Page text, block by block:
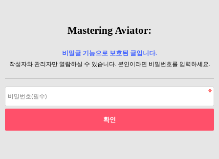
Mastering Aviator:
비밀글 기능으로 보호된 글입니다.
작성자와 관리자만 열람하실 수 있습니다. 본인이라면 비밀번호를 입력하세요.